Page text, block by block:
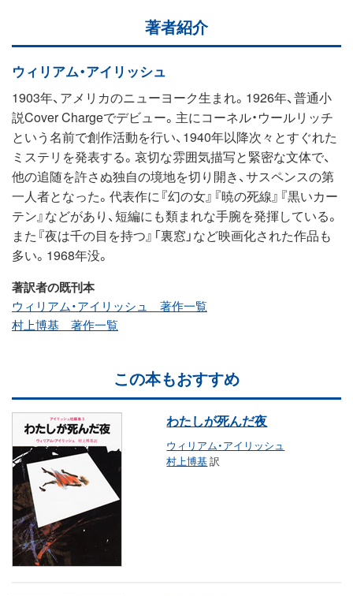
著者紹介
ウィリアム・アイリッシュ
1903年、アメリカのニューヨーク生まれ。1926年、普通小
説Cover Chargeでデビュー。主にコーネル・ウールリッチ
という名前で創作活動を行い、1940年以降次々とすぐれた
ミステリを発表する。哀切な雰囲気描写と緊密な文体で、
他の追随を許さぬ独自の境地を切り開き、サスペンスの第
一人者となった。代表作に『幻の女』『暁の死線』『黒いカー
テン』などがあり、短編にも類まれな手腕を発揮している。
また『夜は千の目を持つ』「裏窓」など映画化された作品も
多い。1968年没。
著訳者の既刊本
ウィリアム・アイリッシュ 著作一覧
村上博基 著作一覧
この本もおすすめ
わたしが死んだ夜
ウィリアム・アイリッシュ
村上博基訳